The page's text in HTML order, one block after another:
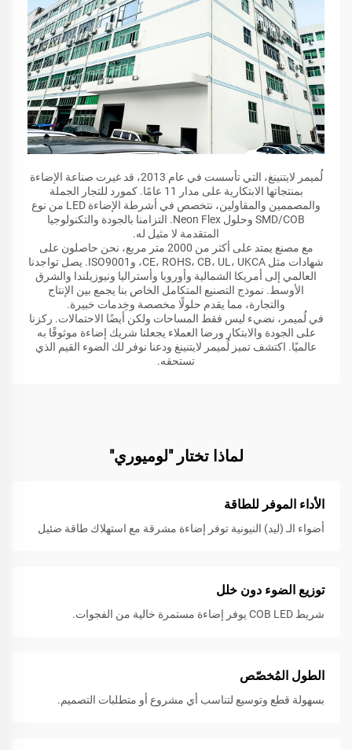
لُميمر لايتنينغ، التي تأسست في عام 2013، قد غيرت صناعة الإضاءة
بمنتجاتها الابتكارية على مدار 11 عامًا. كمورد للتجار الجملة
والمصممين والمقاولين، نتخصص في أشرطة الإضاءة LED من نوع
SMD/COB وحلول Neon Flex. التزامنا بالجودة والتكنولوجيا
المتقدمة لا مثيل له.
مع مصنع يمتد على أكثر من 2000 متر مربع، نحن حاصلون على
شهادات مثل CE، ROHS، CB، UL، UKCA، وISO9001. يصل تواجدنا
العالمي إلى أمريكا الشمالية وأوروبا وأستراليا ونيوزيلندا والشرق
الأوسط. نموذج التصنيع المتكامل الخاص بنا يجمع بين الإنتاج
والتجارة، مما يقدم حلولًا مخصصة وخِدمات خبيرة.
في لُميمر، نضيء ليس فقط المساحات ولكن أيضًا الاحتمالات. ركزنا
على الجودة والابتكار ورضا العملاء يجعلنا شريك إضاءة موثوقًا به
عالميًا. اكتشف تميز لُميمر لايتنينغ ودعنا نوفر لك الضوء القيم الذي
تستحقه.
لماذا تختار "لوميوري"
الأداء الموفر للطاقة
أضواء الـ (ليد) النيونية توفر إضاءة مشرقة مع استهلاك طاقة ضئيل
توزيع الضوء دون خلل
شريط COB LED يوفر إضاءة مستمرة خالية من الفجوات.
الطول المُخصّص
بسهولة قطع وتوسيع لتناسب أي مشروع أو متطلبات التصميم.